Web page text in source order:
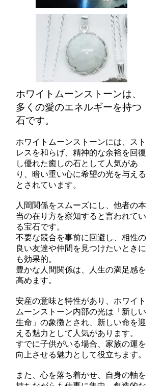
ホワイトムーンストーンは、
多くの愛のエネルギーを持つ
石です。
ホワイトムーンストーンには、スト
レスを和らげ、精神的な余裕を回復
し優れた癒しの石として人気があ
り、暗い重い心に希望の光を与える
とされています。
人間関係をスムーズにし、他者の本
当の在り方を察知すると言われてい
る宝石です。
不要な競合を事前に回避し、相性の
良い友達や仲間を見つけたいときに
も効果的。
豊かな人間関係は、人生の満足感を
高めます。
安産の意味と特性があり、ホワイト
ムーンストーン内部の光は「新しい
生命」の象徴とされ、新しい命を迎
える魅力として人気があります。
すでに子供がいる場合、家族の運を
向上させる魅力として役立ちます。
また、心を落ち着かせ、自身の軸を